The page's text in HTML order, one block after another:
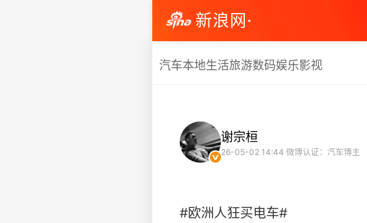
新浪网·
汽车本地生活旅游数码娱乐影视
谢宗桓
26-05-02 14:44 微博认证：汽车博主
#欧洲人狂买电车#